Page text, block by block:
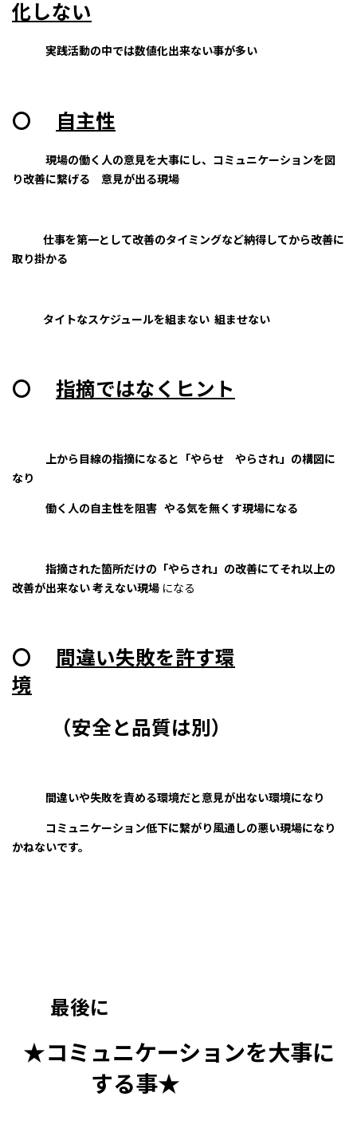
化しない
実践活動の中では数値化出来ない事が多い
〇 自主性
現場の働く人の意見を大事にし、コミュニケーションを図
り改善に繋げる 意見が出る現場
仕事を第一として改善のタイミングなど納得してから改善に
取り掛かる
タイトなスケジュールを組まない 組ませない
〇 指摘ではなくヒント
上から目線の指摘になると「やらせ やらされ」の構図に
なり
働く人の自主性を阻害 やる気を無くす現場になる
指摘された箇所だけの「やらされ」の改善にてそれ以上の
改善が出来ない 考えない現場 になる
〇 間違い失敗を許す環
境
（安全と品質は別）
間違いや失敗を責める環境だと意見が出ない環境になり
コミュニケーション低下に繋がり風通しの悪い現場になり
かねないです。
最後に
★コミュニケーションを大事に
する事★